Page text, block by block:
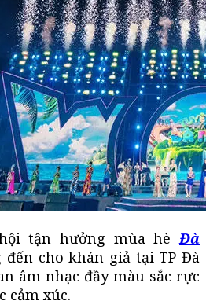
tận hưởng mùa hèĐà
đến cho khán giả tại TP Đà
âm nhạc đầy màu sắc rực
cảm xúc.